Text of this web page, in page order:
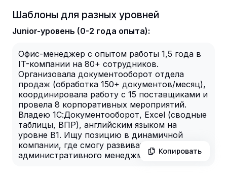
Шаблоны для разных уровней
Junior-уровень (0-2 года опыта):
Офис-менеджер с опытом работы 1,5 года в
IT-компании на 80+ сотрудников.
Организовала документооборот отдела
продаж (обработка 150+ документов/месяц),
координировала работу с 15 поставщиками и
провела 8 корпоративных мероприятий.
Владею 1С:Документооборот, Excel (сводные
таблицы, ВПР), английским языком на
уровне B1. Ищу позицию в динамичной
компании, где смогу развиваться в сторону
административного менеджмента.Копировать